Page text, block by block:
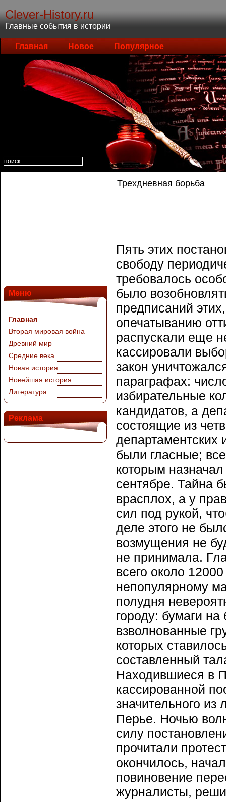
Clever-History.ru
Главные события в истории
Главная Новое Популярное
Меню
Главная
Вторая мировая война
Древний мир
Средние века
Новая история
Новейшая история
Литература
Реклама
Трехдневная борьба
Пять этих
свободу
требовалось
было
предписаний
опечатыванию
распускали еще
кассировали
закон
параграфах:
избирательные
кандидатов, а
состоящие из
департаментских
были гласные;
которым
сентябре. Тайна
врасплох, а у
сил под рукой,
деле этого не
возмущения не
не принимала.
всего около
непопулярному
полудня
городу: бумаги
взволнованные
которых
составленный
Находившиеся в
кассированной
значительного
Перье. Ночью
силу
прочитали
окончилось,
повиновение
журналисты,